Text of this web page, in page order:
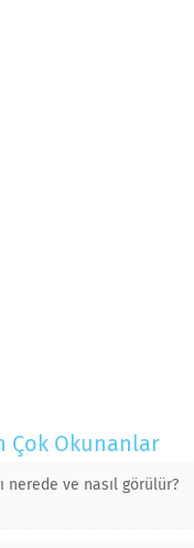
Çok Okunanlar
nerede ve nasıl görülür?